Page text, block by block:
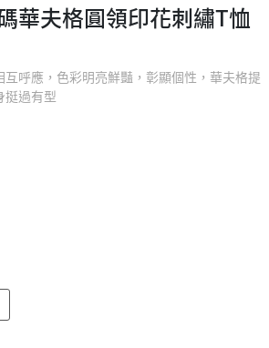
華夫格圓領印花刺繡T恤
呼應，色彩明亮鮮豔，彰顯個性，華夫格提
挺過有型